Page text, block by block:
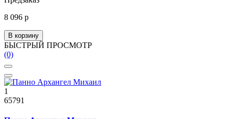
8 096 р
В корзину
БЫСТРЫЙ ПРОСМОТР
(0)
1
65791